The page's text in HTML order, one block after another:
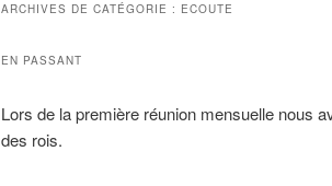
ARCHIVES DE CATÉGORIE : ECOUTE
EN PASSANT
Lors de la première réunion mensuelle nous
des rois.